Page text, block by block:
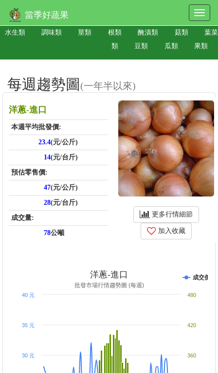
當季好蔬果
水生類 調味類 莖類 根類 醃漬類 菇類
葉菜
類
豆類 瓜類 果類
每週趨勢圖 (一年半以來)
洋蔥-進口
本週平均批發價:
23.4(元/公斤)
14(元/台斤)
預估零售價:
47(元/公斤)
28(元/台斤)
成交量:
78公噸
更多行情細節
加入收藏
洋蔥-進口
批發市場行情趨勢圖 (每週)
成交價
30 元
35 元
40 元
360
420
480